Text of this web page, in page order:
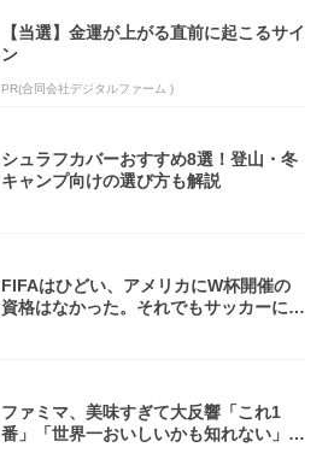
【当選】金運が上がる直前に起こるサイ
ン
PR(合同会社デジタルファーム )
シュラフカバーおすすめ8選！登山・冬
キャンプ向けの選び方も解説
FIFAはひどい、アメリカにW杯開催の
資格はなかった。それでもサッカーには
ファミマ、美味すぎて大反響「これ1
番」「世界一おいしいかも知れない」